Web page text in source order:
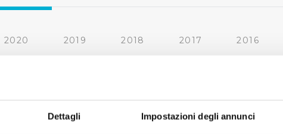
Dettagli Impostazioni degli annunci
2020 2019 2018 2017 2016
‹ precedente 2 3 4